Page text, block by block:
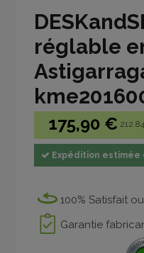
réglable
175,90 €
Expédition estimée
100% Satisfait
Garantie